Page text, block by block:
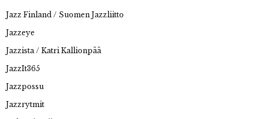
Jazz Finland / Suomen Jazzliitto
Jazzeye
Jazzista / Katri Kallionpää
JazzIt365
Jazzpossu
Jazzrytmit